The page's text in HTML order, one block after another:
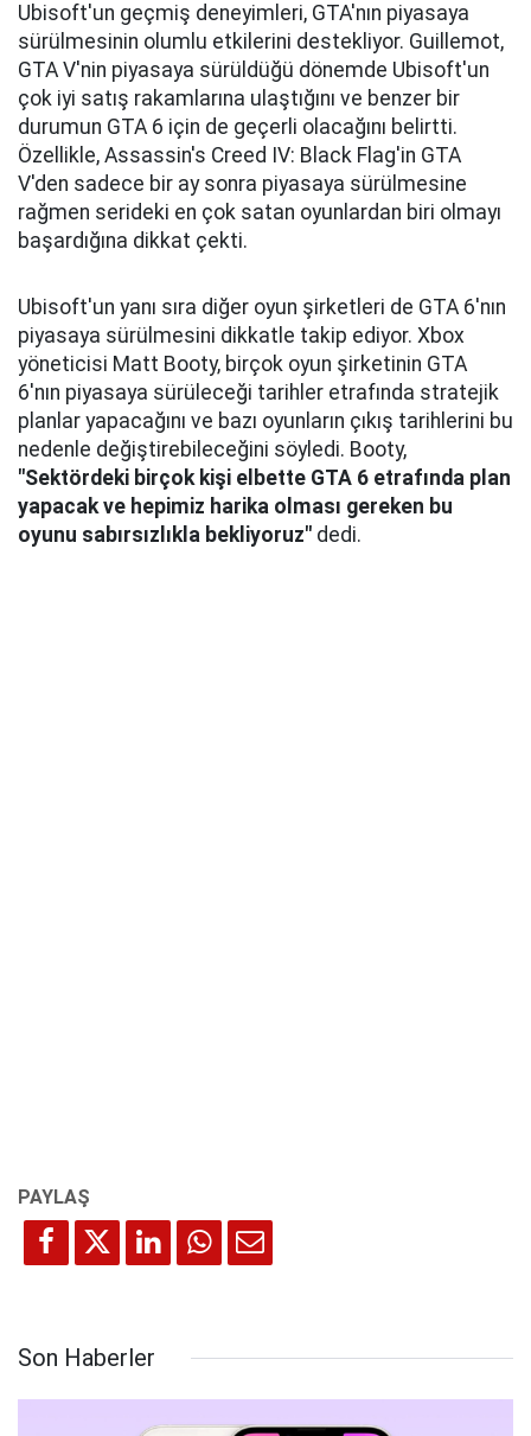
Ubisoft'un geçmiş deneyimleri, GTA'nın piyasaya
sürülmesinin olumlu etkilerini destekliyor. Guillemot,
GTA V'nin piyasaya sürüldüğü dönemde Ubisoft'un
çok iyi satış rakamlarına ulaştığını ve benzer bir
durumun GTA 6 için de geçerli olacağını belirtti.
Özellikle, Assassin's Creed IV: Black Flag'in GTA
V'den sadece bir ay sonra piyasaya sürülmesine
rağmen serideki en çok satan oyunlardan biri olmayı
başardığına dikkat çekti.
Ubisoft'un yanı sıra diğer oyun şirketleri de GTA 6'nın
piyasaya sürülmesini dikkatle takip ediyor. Xbox
yöneticisi Matt Booty, birçok oyun şirketinin GTA
6'nın piyasaya sürüleceği tarihler etrafında stratejik
planlar yapacağını ve bazı oyunların çıkış tarihlerini bu
nedenle değiştirebileceğini söyledi. Booty,
"Sektördeki birçok kişi elbette GTA 6 etrafında plan
yapacak ve hepimiz harika olması gereken bu
oyunu sabırsızlıkla bekliyoruz" dedi.
Son Haberler